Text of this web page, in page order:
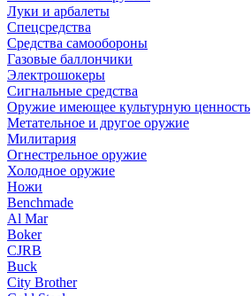
Луки и арбалеты
Спецсредства
Средства самообороны
Газовые баллончики
Электрошокеры
Сигнальные средства
Оружие имеющее культурную ценность
Метательное и другое оружие
Милитария
Огнестрельное оружие
Холодное оружие
Ножи
Benchmade
Al Mar
Boker
CJRB
Buck
City Brother